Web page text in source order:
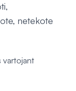
netekote
vartojant